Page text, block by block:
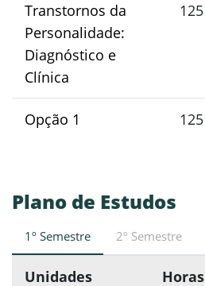
Transtornos da
Personalidade:
Diagnóstico e
Clínica
125
Opção 1 125
Plano de Estudos
1º Semestre 2º Semestre
Unidades
Horas